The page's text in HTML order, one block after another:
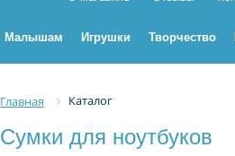
Малышам Игрушки Творчество
Главная Каталог
Сумки для ноутбуков